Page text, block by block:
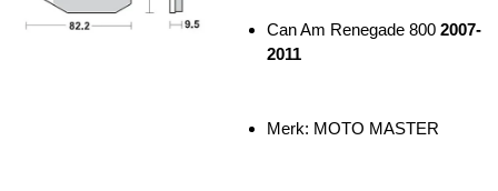
Can Am Renegade 800 2007-
2011
Merk: MOTO MASTER